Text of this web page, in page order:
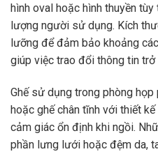
hình oval hoặc hình thuyền
lượng người sử dụng. Kích
lưỡng để đảm bảo khoảng
giúp việc trao đổi thông tin trở
Ghế sử dụng trong phòng họp
hoặc ghế chân tĩnh với thiết
cảm giác ổn định khi ngồi.
phần lưng lưới hoặc đệm da,